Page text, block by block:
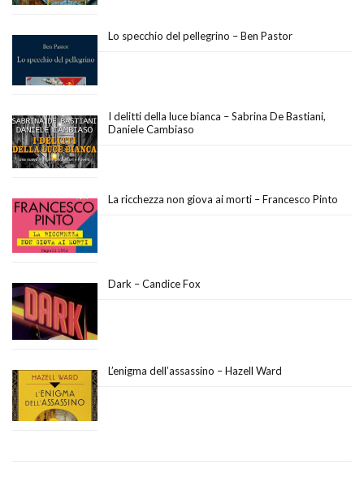
Lo specchio del pellegrino – Ben Pastor
I delitti della luce bianca – Sabrina De Bastiani,
Daniele Cambiaso
La ricchezza non giova ai morti – Francesco Pinto
Dark – Candice Fox
L’enigma dell’assassino – Hazell Ward